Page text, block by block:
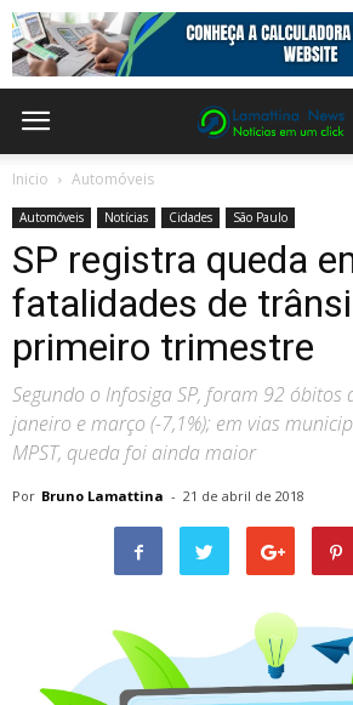
Inicio Automóveis
Automóveis Notícias Cidades São Paulo
SP registra queda
fatalidades de
primeiro trimestre
Segundo o Infosiga SP, foram 92 óbitos
janeiro e março (-7,1%); em vias
MPST, queda foi ainda maior
Por Bruno Lamattina - 21 de abril de 2018